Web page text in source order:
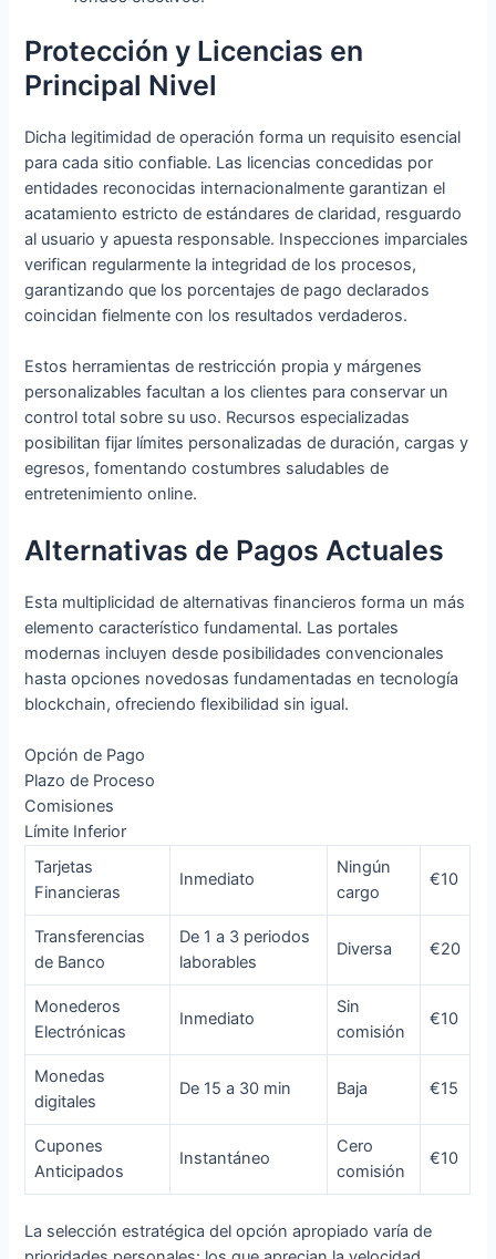
Protección y Licencias en
Principal Nivel
Dicha legitimidad de operación forma un requisito esencial
para cada sitio confiable. Las licencias concedidas por
entidades reconocidas internacionalmente garantizan el
acatamiento estricto de estándares de claridad, resguardo
al usuario y apuesta responsable. Inspecciones imparciales
verifican regularmente la integridad de los procesos,
garantizando que los porcentajes de pago declarados
coincidan fielmente con los resultados verdaderos.
Estos herramientas de restricción propia y márgenes
personalizables facultan a los clientes para conservar un
control total sobre su uso. Recursos especializadas
posibilitan fijar límites personalizadas de duración, cargas y
egresos, fomentando costumbres saludables de
entretenimiento online.
Alternativas de Pagos Actuales
Esta multiplicidad de alternativas financieros forma un más
elemento característico fundamental. Las portales
modernas incluyen desde posibilidades convencionales
hasta opciones novedosas fundamentadas en tecnología
blockchain, ofreciendo flexibilidad sin igual.
Opción de Pago
Plazo de Proceso
Comisiones
Límite Inferior
Tarjetas
Financieras
Inmediato
Ningún
cargo
€10
Transferencias
de Banco
De 1 a 3 periodos
laborables
Diversa €20
Monederos
Electrónicas
Inmediato
Sin
comisión
€10
Monedas
digitales
De 15 a 30 min Baja €15
Cupones
Anticipados
Instantáneo
Cero
comisión
€10
La selección estratégica del opción apropiado varía de